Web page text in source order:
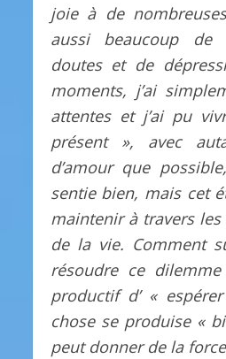
joie à de
aussi beaucoup de
doutes et de
moments, j’ai
attentes et j’ai pu
présent », avec
d’amour que
sentie bien, mais cet
maintenir à travers
de la vie. Comment
résoudre ce
productif d’ «
chose se produise «
peut donner de la